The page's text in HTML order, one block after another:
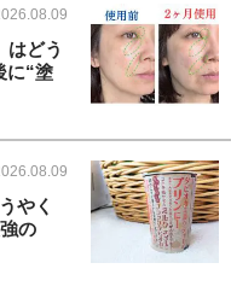
はどう
に“塗
やく
の